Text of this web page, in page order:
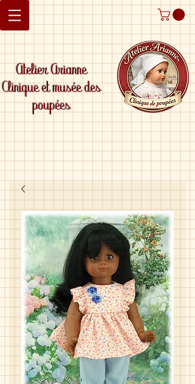
Atelier Arianne
Clinique et musée des
poupées